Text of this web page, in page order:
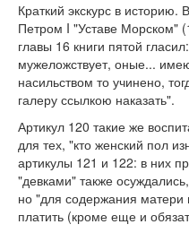
Краткий экскурс в
Петром I "Уставе Морском"
главы 16 книги пятой
мужеложствует, оные...
насильством то учинено,
галеру ссылкою наказать".
Артикул 120 такие же
для тех, "кто женский пол
артикулы 121 и 122: в них
"девками" также
но "для содержания
платить (кроме еще и